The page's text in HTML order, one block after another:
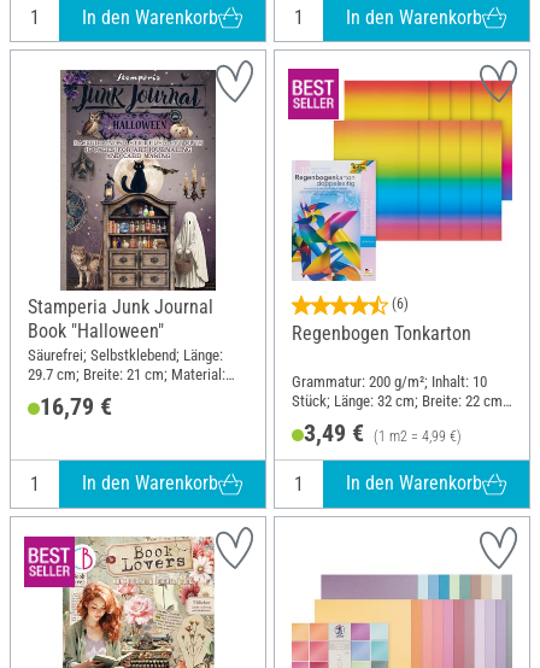
In den Warenkorb In den Warenkorb
Stamperia Junk Journal
Book "Halloween"
Säurefrei; Selbstklebend; Länge:
29.7 cm; Breite: 21 cm; Material:
16,79 €
In den Warenkorb
(6)
Regenbogen Tonkarton
Grammatur: 200 g/m²; Inhalt: 10
Stück; Länge: 32 cm; Breite: 22 cm;
3,49 € (1 m2 = 4,99 €)
In den Warenkorb